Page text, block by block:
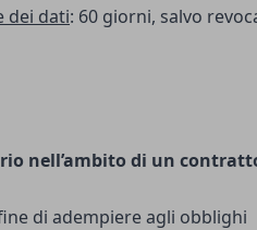
dei dati: 60 giorni, salvo
nell’ambito di un
di adempiere agli obblighi